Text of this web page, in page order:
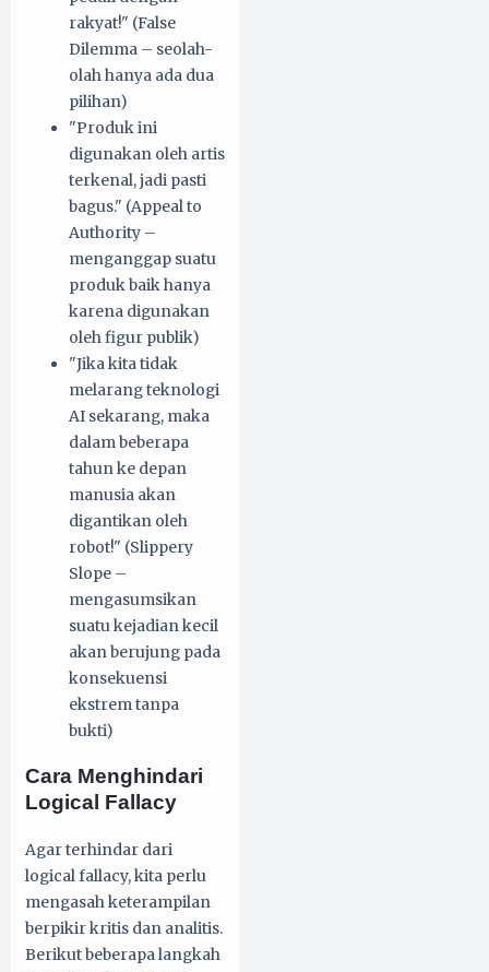
rakyat!" (False
Dilemma – seolah-
olah hanya ada dua
pilihan)
"Produk ini
digunakan oleh artis
terkenal, jadi pasti
bagus." (Appeal to
Authority –
menganggap suatu
produk baik hanya
karena digunakan
oleh figur publik)
"Jika kita tidak
melarang teknologi
AI sekarang, maka
dalam beberapa
tahun ke depan
manusia akan
digantikan oleh
robot!" (Slippery
Slope –
mengasumsikan
suatu kejadian kecil
akan berujung pada
konsekuensi
ekstrem tanpa
bukti)
Cara Menghindari
Logical Fallacy
Agar terhindar dari
logical fallacy, kita perlu
mengasah keterampilan
berpikir kritis dan analitis.
Berikut beberapa langkah